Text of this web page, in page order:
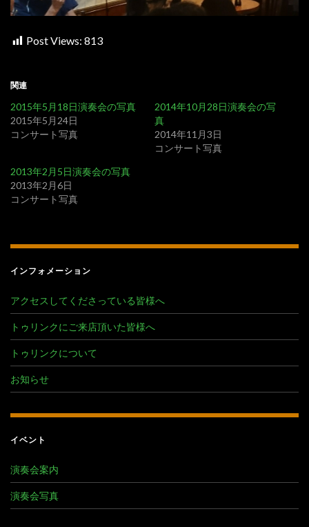
Post Views: 813
関連
2015年5月18日演奏会の写真
2015年5月24日
コンサート写真
2014年10月28日演奏会の写
真
2014年11月3日
コンサート写真
2013年2月5日演奏会の写真
2013年2月6日
コンサート写真
インフォメーション
アクセスしてくださっている皆様へ
トゥリンクにご来店頂いた皆様へ
トゥリンクについて
お知らせ
イベント
演奏会案内
演奏会写真